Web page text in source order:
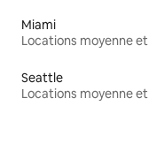
Miami
Seattle